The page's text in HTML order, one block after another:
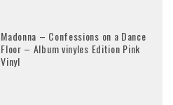
Madonna – Confessions on a Dance
Floor – Album vinyles Edition Pink
Vinyl